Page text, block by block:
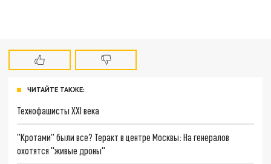
ЧИТАЙТЕ ТАКЖЕ:
Технофашисты XXI века
"Кротами" были все? Теракт в центре Москвы: На генералов
охотятся "живые дроны"